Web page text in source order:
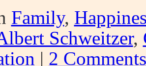
Family,
Schweitzer,
| 2 Comments